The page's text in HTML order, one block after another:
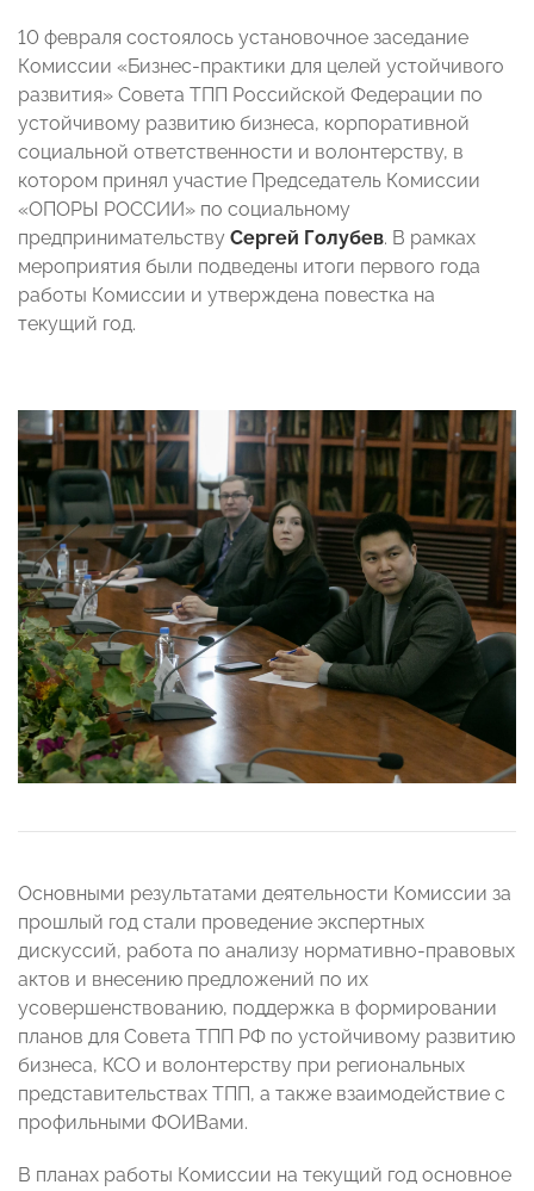
10 февраля состоялось установочное заседание
Комиссии «Бизнес-практики для целей устойчивого
развития» Совета ТПП Российской Федерации по
устойчивому развитию бизнеса, корпоративной
социальной ответственности и волонтерству, в
котором принял участие Председатель Комиссии
«ОПОРЫ РОССИИ» по социальному
предпринимательству Сергей Голубев. В рамках
мероприятия были подведены итоги первого года
работы Комиссии и утверждена повестка на
текущий год.
Основными результатами деятельности Комиссии за
прошлый год стали проведение экспертных
дискуссий, работа по анализу нормативно-правовых
актов и внесению предложений по их
усовершенствованию, поддержка в формировании
планов для Совета ТПП РФ по устойчивому развитию
бизнеса, КСО и волонтерству при региональных
представительствах ТПП, а также взаимодействие с
профильными ФОИВами.
В планах работы Комиссии на текущий год основное